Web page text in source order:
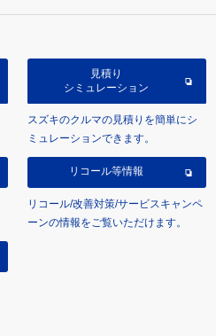
見積り
シミュレーション
スズキのクルマの見積りを簡単にシ
ミュレーションできます。
リコール等情報
リコール/改善対策/サービスキャンペ
ーンの情報をご覧いただけます。